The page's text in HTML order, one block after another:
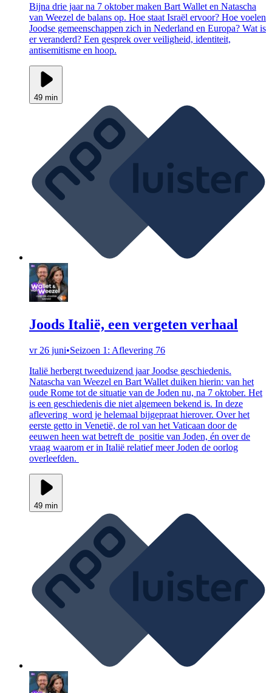
Bijna drie jaar na 7 oktober maken Bart Wallet en Natascha
van Weezel de balans op. Hoe staat Israël ervoor? Hoe voelen
Joodse gemeenschappen zich in Nederland en Europa? Wat is
er veranderd? Een gesprek over veiligheid, identiteit,
antisemitisme en hoop.
49 min
Joods Italië, een vergeten verhaal
vr 26 juni•Seizoen 1: Aflevering 76
Italië herbergt tweeduizend jaar Joodse geschiedenis.
Natascha van Weezel en Bart Wallet duiken hierin: van het
oude Rome tot de situatie van de Joden nu, na 7 oktober. Het
is een geschiedenis die niet algemeen bekend is. In deze
aflevering word je helemaal bijgepraat hierover. Over het
eerste getto in Venetië, de rol van het Vaticaan door de
eeuwen heen wat betreft de positie van Joden, én over de
vraag waarom er in Italië relatief meer Joden de oorlog
overleefden.
49 min